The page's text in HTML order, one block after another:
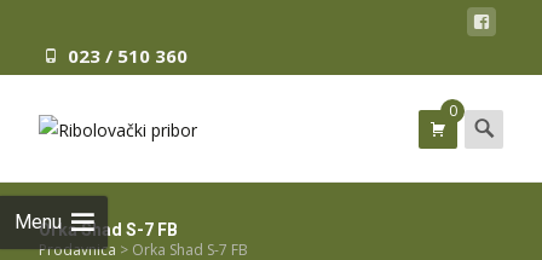
023 / 510 360
Menu
0 Search
for:
Orka Shad S-7 FB
Prodavnica > Orka Shad S-7 FB